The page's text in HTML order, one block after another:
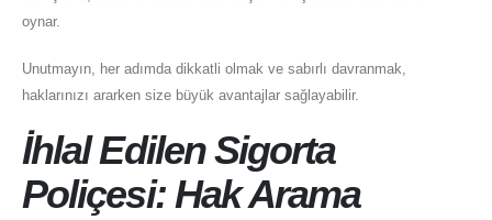
oynar.
Unutmayın, her adımda dikkatli olmak ve sabırlı davranmak,
haklarınızı ararken size büyük avantajlar sağlayabilir.
İhlal Edilen Sigorta
Poliçesi: Hak Arama